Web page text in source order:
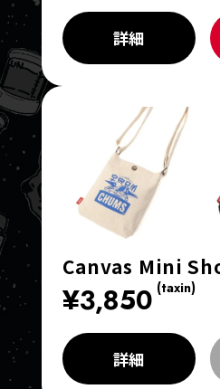
詳細
Canvas Mini
¥3,850 (taxin)
詳細